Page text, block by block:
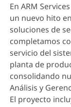
En ARM
un nuevo hito
soluciones de
completamos
servicio del
planta de
consolidando
Análisis y
El proyecto